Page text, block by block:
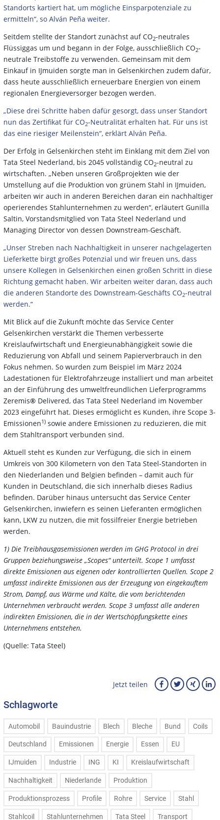
Standorts kartiert hat, um mögliche Einsparpotenziale zu
ermitteln“, so Alván Peña weiter.
Seitdem stellte der Standort zunächst auf CO2-neutrales
Flüssiggas um und begann in der Folge, ausschließlich CO2-
neutrale Treibstoffe zu verwenden. Gemeinsam mit dem
Einkauf in IJmuiden sorgte man in Gelsenkirchen zudem dafür,
dass heute ausschließlich erneuerbare Energien von einem
regionalen Energieversorger bezogen werden.
„Diese drei Schritte haben dafür gesorgt, dass unser Standort
nun das Zertifikat für CO2-Neutralität erhalten hat. Für uns ist
das eine riesiger Meilenstein“, erklärt Alván Peña.
Der Erfolg in Gelsenkirchen steht im Einklang mit dem Ziel von
Tata Steel Nederland, bis 2045 vollständig CO2-neutral zu
wirtschaften. „Neben unseren Großprojekten wie der
Umstellung auf die Produktion von grünem Stahl in IJmuiden,
arbeiten wir auch in anderen Bereichen daran ein nachhaltiger
operierendes Stahlunternehmen zu werden“, erläutert Gunilla
Saltin, Vorstandsmitglied von Tata Steel Nederland und
Managing Director von dessen Downstream-Geschäft.
„Unser Streben nach Nachhaltigkeit in unserer nachgelagerten
Lieferkette birgt großes Potenzial und wir freuen uns, dass
unsere Kollegen in Gelsenkirchen einen großen Schritt in diese
Richtung gemacht haben. Wir arbeiten weiter daran, dass auch
die anderen Standorte des Downstream-Geschäfts CO2-neutral
werden.“
Mit Blick auf die Zukunft möchte das Service Center
Gelsenkirchen verstärkt die Themen verbesserte
Kreislaufwirtschaft und Energieunabhängigkeit sowie die
Reduzierung von Abfall und seinem Papierverbrauch in den
Fokus nehmen. So wurden zum Beispiel im März 2024
Ladestationen für Elektrofahrzeuge installiert und man arbeitet
an der Einführung des umweltfreundlichen Lieferprogramms
Zeremis® Delivered, das Tata Steel Nederland im November
2023 eingeführt hat. Dieses ermöglicht es Kunden, ihre Scope 3-
Emissionen1) sowie andere Emissionen zu reduzieren, die mit
dem Stahltransport verbunden sind.
Aktuell steht es Kunden zur Verfügung, die sich in einem
Umkreis von 300 Kilometern von den Tata Steel-Standorten in
den Niederlanden und Belgien befinden – damit auch für
Kunden in Deutschland, die sich innerhalb dieses Radius
befinden. Darüber hinaus untersucht das Service Center
Gelsenkirchen, inwiefern es seinen Lieferanten ermöglichen
kann, LKW zu nutzen, die mit fossilfreier Energie betrieben
werden.
1) Die Treibhausgasemissionen werden im GHG Protocol in drei
Gruppen beziehungsweise „Scopes“ unterteilt. Scope 1 umfasst
direkte Emissionen aus eigenen oder kontrollierten Quellen. Scope 2
umfasst indirekte Emissionen aus der Erzeugung von eingekauftem
Strom, Dampf, aus Wärme und Kälte, die vom berichtenden
Unternehmen verbraucht werden. Scope 3 umfasst alle anderen
indirekten Emissionen, die in der Wertschöpfungskette eines
Unternehmens entstehen.
(Quelle: Tata Steel)
Jetzt teilen
Schlagworte
Automobil Bauindustrie Blech Bleche Bund Coils
Deutschland Emissionen Energie Essen EU
IJmuiden Industrie ING KI Kreislaufwirtschaft
Nachhaltigkeit Niederlande Produktion
Produktionsprozess Profile Rohre Service Stahl
Stahlcoil Stahlunternehmen Tata Steel Transport